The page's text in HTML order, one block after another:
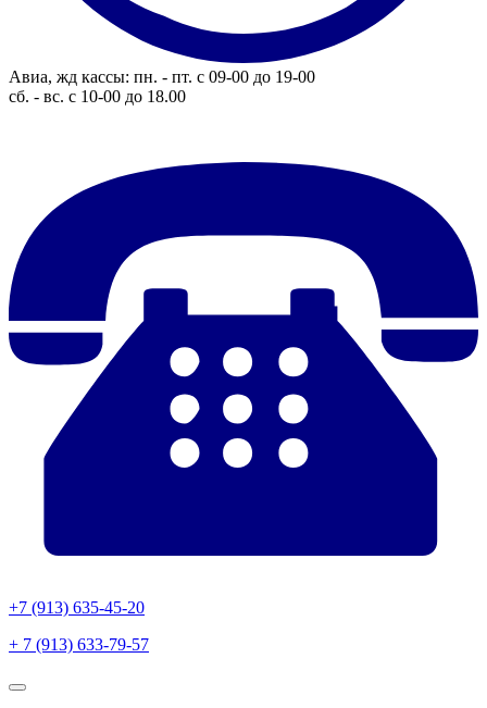
Авиа, жд кассы: пн. - пт. с 09-00 до 19-00
сб. - вс. с 10-00 до 18.00
+7 (913) 635-45-20
+ 7 (913) 633-79-57